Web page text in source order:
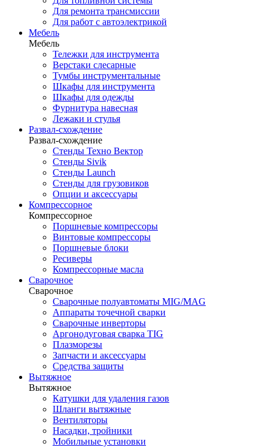
Для ремонта трансмиссии
Для работ с автоэлектрикой
Мебель
Мебель
Тележки для инструмента
Верстаки слесарные
Тумбы инструментальные
Шкафы для инструмента
Шкафы для одежды
Фурнитура навесная
Лежаки и стулья
Развал-схождение
Развал-схождение
Стенды Техно Вектор
Стенды Sivik
Стенды Launch
Стенды для грузовиков
Опции и аксессуары
Компрессорное
Компрессорное
Поршневые компрессоры
Винтовые компрессоры
Поршневые блоки
Ресиверы
Компрессорные масла
Сварочное
Сварочное
Сварочные полуавтоматы MIG/MAG
Аппараты точечной сварки
Сварочные инверторы
Аргонодуговая сварка TIG
Плазморезы
Запчасти и аксессуары
Средства защиты
Вытяжное
Вытяжное
Катушки для удаления газов
Шланги вытяжные
Вентиляторы
Насадки, тройники
Мобильные установки